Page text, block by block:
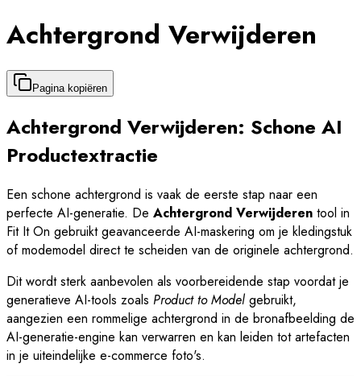
Achtergrond Verwijderen
Pagina kopiëren
Achtergrond Verwijderen: Schone AI
Productextractie
Een schone achtergrond is vaak de eerste stap naar een
perfecte AI-generatie. De Achtergrond Verwijderen tool in
Fit It On gebruikt geavanceerde AI-maskering om je kledingstuk
of modemodel direct te scheiden van de originele achtergrond.
Dit wordt sterk aanbevolen als voorbereidende stap voordat je
generatieve AI-tools zoals Product to Model gebruikt,
aangezien een rommelige achtergrond in de bronafbeelding de
AI-generatie-engine kan verwarren en kan leiden tot artefacten
in je uiteindelijke e-commerce foto's.